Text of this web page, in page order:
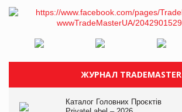
ЖУРНАЛ TRADEMASTER
Каталог Головних Проєктів